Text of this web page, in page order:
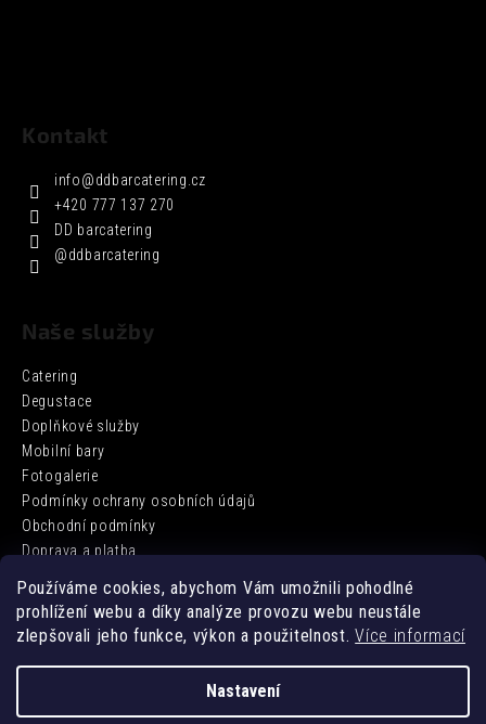
Používáme cookies, abychom Vám umožnili pohodlné
prohlížení webu a díky analýze provozu webu neustále
zlepšovali jeho funkce, výkon a použitelnost.Více informací
Nastavení
Kontakt
info@ddbarcatering.cz
+420 777 137 270
DD barcatering
@ddbarcatering
Naše služby
Catering
Degustace
Doplňkové služby
Mobilní bary
Fotogalerie
Podmínky ochrany osobních údajů
Obchodní podmínky
Doprava a platba
Facebook